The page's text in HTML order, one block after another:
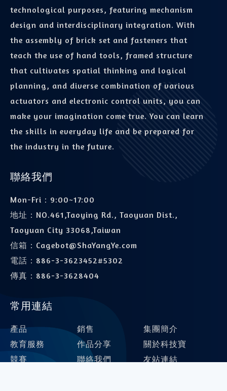
technological purposes, featuring mechanism
design and interdisciplinary integration. With
the assembly of brick set and fasteners that
teach the use of hand tools, framed structure
that cultivates spatial thinking and logical
planning, and diverse combination of various
actuators and electronic control units, you can
make your imagination come true. You can learn
the skills in everyday life and be prepared for
the industry in the future.
聯絡我們
Mon-Fri：9:00~17:00
地址： NO.461,Taoying Rd., Taoyuan Dist.,
Taoyuan City 33068,Taiwan
信箱： Cagebot@ShaYangYe.com
電話： 886-3-3623452#5302
傳真： 886-3-3628404
常用連結
產品 銷售
集團簡介
教育服務
作品分享
關於科技寶
競賽
聯絡我們
友站連結